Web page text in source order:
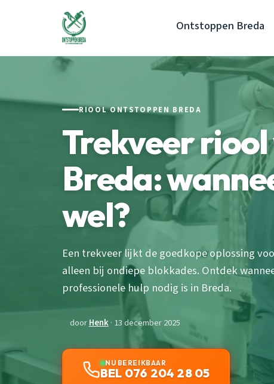
Ontstoppen Breda
RIOOL ONTSTOPPEN BREDA
Trekveer
Breda:
wel?
Een trekveer lijkt de goedkope oplossing
alleen bij ondiepe blokkades. Ontdek
professionele hulp nodig is in Breda.
doorHenk· 13 december 2025
NU BEREIKBAAR
BEL 076 204 28 05